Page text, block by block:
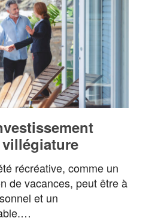
récréative, comme un
de vacances, peut être à
et un